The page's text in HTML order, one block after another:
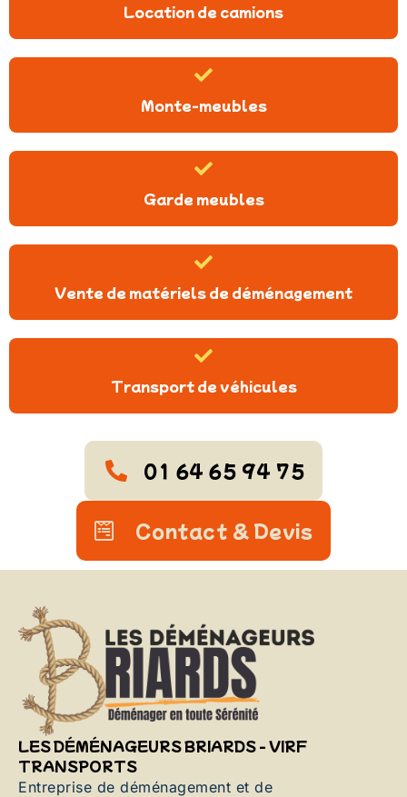
Location de camions
Monte-meubles
Garde meubles
Vente de matériels de déménagement
Transport de véhicules
01 64 65 94 75
Contact & Devis
LES DÉMÉNAGEURS BRIARDS - VIRF
TRANSPORTS
Entreprise de déménagement et de